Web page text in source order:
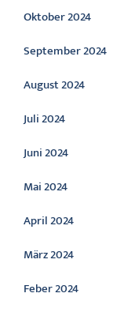
Oktober 2024
September 2024
August 2024
Juli 2024
Juni 2024
Mai 2024
April 2024
März 2024
Feber 2024